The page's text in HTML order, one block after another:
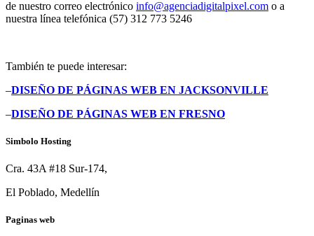
de nuestro correo electrónico info@agenciadigitalpixel.com o a
nuestra línea telefónica (57) 312 773 5246
También te puede interesar:
–DISEÑO DE PÁGINAS WEB EN JACKSONVILLE
–DISEÑO DE PÁGINAS WEB EN FRESNO
Simbolo Hosting
Cra. 43A #18 Sur-174,
El Poblado, Medellín
Paginas web